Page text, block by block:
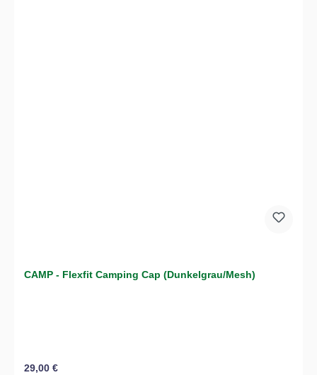
CAMP - Flexfit Camping Cap (Dunkelgrau/Mesh)
Regulärer Preis:
29,00 €